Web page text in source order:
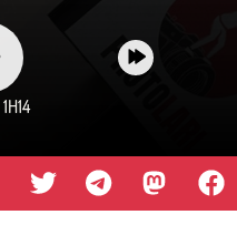
1H14